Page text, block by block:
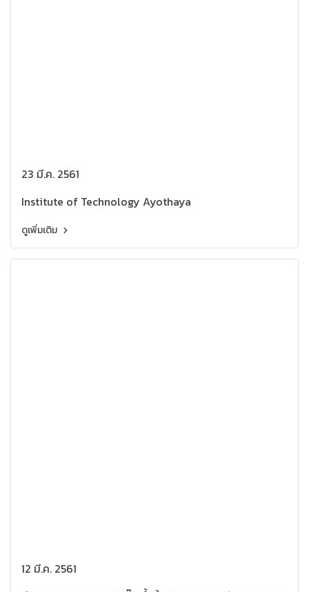
23 มี.ค. 2561
Institute of Technology Ayothaya
ดูเพิ่มเติม
12 มี.ค. 2561